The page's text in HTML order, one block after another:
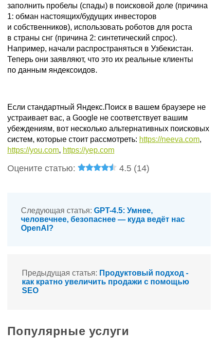
заполнить пробелы (спады) в поисковой доле (причина
1: обман настоящих/будущих инвесторов
и собственников), использовать роботов для роста
в страны снг (причина 2: синтетический спрос).
Например, начали распространяться в Узбекистан.
Теперь они заявляют, что это их реальные клиенты
по данным яндексоидов.
Если стандартный Яндекс.Поиск в вашем браузере не
устраивает вас, а Google не соответствует вашим
убеждениям, вот несколько альтернативных поисковых
систем, которые стоит рассмотреть: https://neeva.com,
https://you.com, https://yep.com
Оцените статью: 4.5 (14)
Следующая статья: GPT-4.5: Умнее,
человечнее, безопаснее — куда ведёт нас
OpenAI?
Предыдущая статья: Продуктовый подход -
как кратно увеличить продажи с помощью
SEO
Популярные услуги